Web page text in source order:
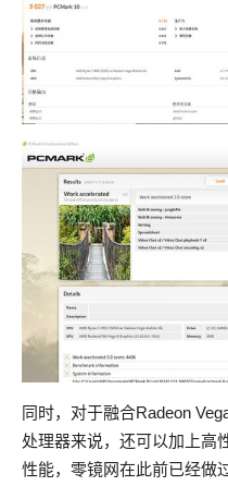
同时，对于融合Radeon
处理器来说，还可以加上高
性能，零镜网在此前已经做